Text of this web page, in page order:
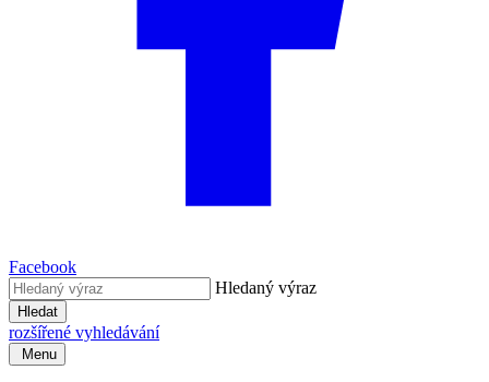
Facebook
Hledaný výraz
Hledat
rozšířené vyhledávání
Menu